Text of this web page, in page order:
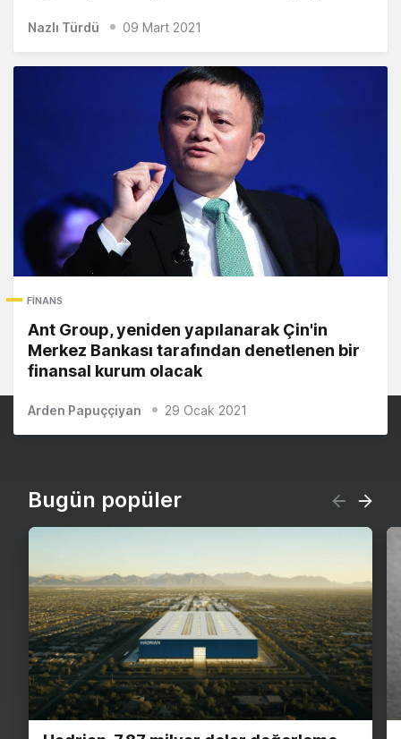
Nazlı Türdü 09 Mart 2021
FINANS
Ant Group, yeniden yapılanarak Çin'in
Merkez Bankası tarafından denetlenen bir
finansal kurum olacak
Arden Papuççiyan 29 Ocak 2021
Bugün popüler